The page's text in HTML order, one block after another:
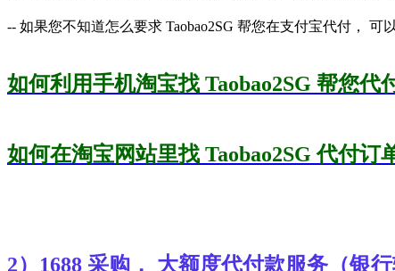
-- 如果您不知道怎么要求 Taobao2SG 帮您在支付宝代付， 可
如何利用手机淘宝找 Taobao2SG 帮您代
如何在淘宝网站里找 Taobao2SG 代付订
2）1688 采购， 大额度代付款服务（银行